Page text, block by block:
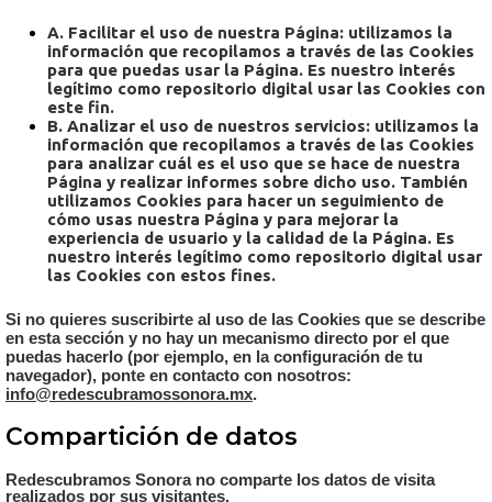
A. Facilitar el uso de nuestra Página: utilizamos la
información que recopilamos a través de las Cookies
para que puedas usar la Página. Es nuestro interés
legítimo como repositorio digital usar las Cookies con
este fin.
B. Analizar el uso de nuestros servicios: utilizamos la
información que recopilamos a través de las Cookies
para analizar cuál es el uso que se hace de nuestra
Página y realizar informes sobre dicho uso. También
utilizamos Cookies para hacer un seguimiento de
cómo usas nuestra Página y para mejorar la
experiencia de usuario y la calidad de la Página. Es
nuestro interés legítimo como repositorio digital usar
las Cookies con estos fines.
Si no quieres suscribirte al uso de las Cookies que se describe
en esta sección y no hay un mecanismo directo por el que
puedas hacerlo (por ejemplo, en la configuración de tu
navegador), ponte en contacto con nosotros:
info@redescubramossonora.mx.
Compartición de datos
Redescubramos Sonora no comparte los datos de visita
realizados por sus visitantes.